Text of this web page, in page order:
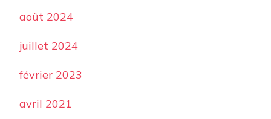
août 2024
juillet 2024
février 2023
avril 2021